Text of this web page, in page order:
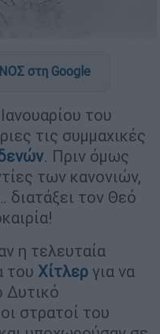
στη Google
του
τις συμμαχικές
. Πριν όμως
των κανονιών,
διατάξει τον Θεό
η τελευταία
του Χίτλερ για να
Δυτικό
στρατοί του